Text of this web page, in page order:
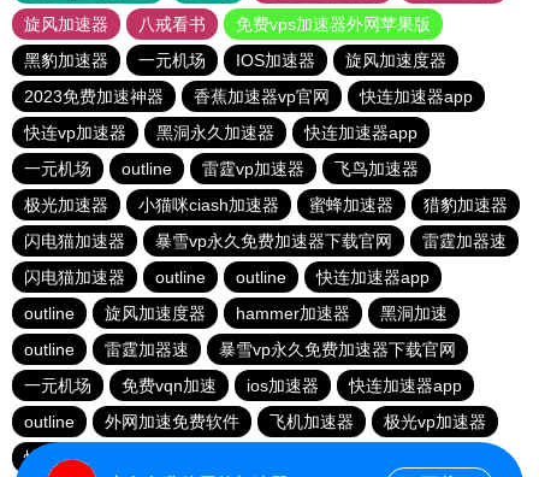
旋风加速器
八戒看书
免费vps加速器外网苹果版
黑豹加速器
一元机场 IOS加速器
旋风加速度器
2023免费加速神器
香蕉加速器vp官网
快连加速器app
快连vp加速器
黑洞永久加速器
快连加速器app
一元机场
outline 雷霆vp加速器
飞鸟加速器
极光加速器
小猫咪ciash加速器 蜜蜂加速器
猎豹加速器
闪电猫加速器
暴雪vp永久免费加速器下载官网
雷霆加器速
闪电猫加速器
outline outline
快连加速器app
outline
旋风加速度器 hammer加速器
黑洞加速
outline
雷霆加器速
暴雪vp永久免费加速器下载官网
一元机场
免费vqn加速 ios加速器
快连加速器app
outline
外网加速免费软件 飞机加速器
极光vp加速器
快连加速器app